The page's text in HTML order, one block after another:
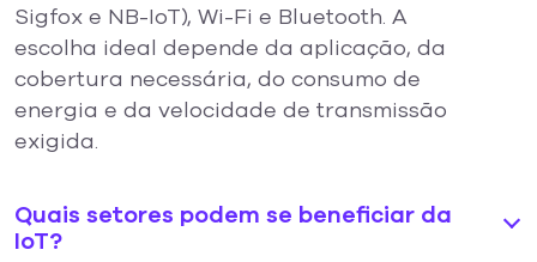
Sigfox e NB-IoT), Wi-Fi e Bluetooth. A
escolha ideal depende da aplicação, da
cobertura necessária, do consumo de
energia e da velocidade de transmissão
exigida.
Quais setores podem se beneficiar da
IoT?